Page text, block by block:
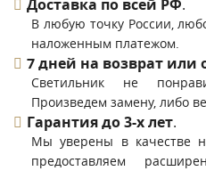
Доставка по всей РФ.
В любую точку России,
наложенным платежом.
7 дней на возврат или
Светильник не
Произведем замену, либо
Гарантия до 3-х лет.
Мы уверены в качестве
предоставляем